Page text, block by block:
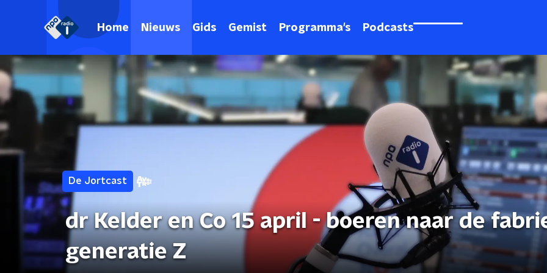
Home Nieuws Gids Gemist Programma's Podcasts
De Jortcast
dr Kelder en Co 15 april - boeren naar de
generatie Z